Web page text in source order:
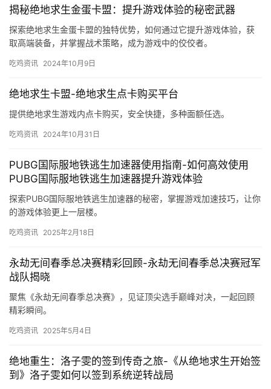
揭秘绝地求生金蛋卡盟：提升游戏体验的秘密武器
探索绝地求生金蛋卡盟的独特优势，如何通过它提升游戏体验，获
取高端装备，并掌握战术策略，成为游戏中的佼佼者。
吃鸡资讯 2024年10月9日
绝地求生卡盟-绝地求生点卡购买平台
提供绝地求生游戏内点卡购买，安全快捷，多种面额任选。
吃鸡资讯 2024年10月31日
PUBG国际服地铁逃生加速器使用指南-如何高效使用
PUBG国际服地铁逃生加速器提升游戏体验
探索PUBG国际服地铁逃生加速器的秘密，掌握游戏加速技巧，让你
的游戏体验更上一层楼。
吃鸡资讯 2025年2月18日
永劫无间春季总决赛精彩回顾-永劫无间春季总决赛冠军
战队揭晓
聚焦《永劫无间春季总决赛》，见证顶尖选手巅峰对决，一起回顾
精彩瞬间。
吃鸡资讯 2025年5月4日
绝地重生：洛子雯的签到传奇之旅-《从绝地求生开始签
到》洛子雯如何以签到系统逆转战局